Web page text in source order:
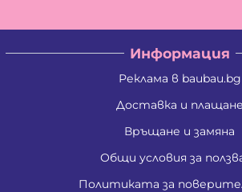
Информация
Реклама в baubau.bg
Доставка и плащане
Връщане и замяна
Общи условия за
Политиката за